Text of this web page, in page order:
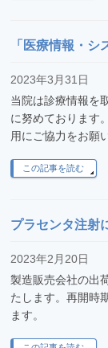
「医療情報・
2023年3月31日
当院は診療情報を
に努めております
用にご協力をお願
この記事を読む
プラセンタ注射
2023年2月20日
製造販売会社の出
たします。再開時
ます。